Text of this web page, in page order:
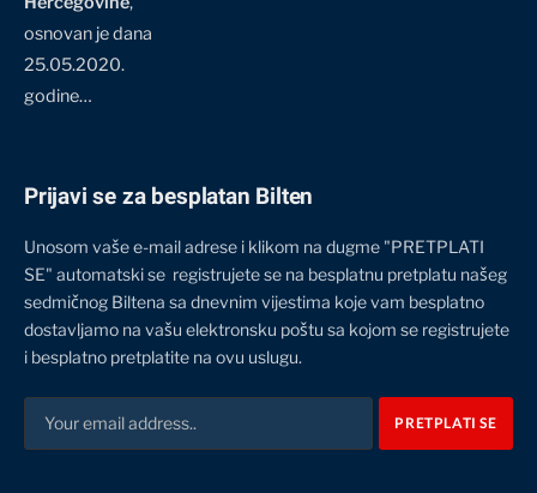
osnovan je dana
25.05.2020.
godine…
Prijavi se za besplatan Bilten
Unosom vaše e-mail adrese i klikom na dugme "PRETPLATI
SE" automatski se registrujete se na besplatnu pretplatu našeg
sedmičnog Biltena sa dnevnim vijestima koje vam besplatno
dostavljamo na vašu elektronsku poštu sa kojom se registrujete
i besplatno pretplatite na ovu uslugu.